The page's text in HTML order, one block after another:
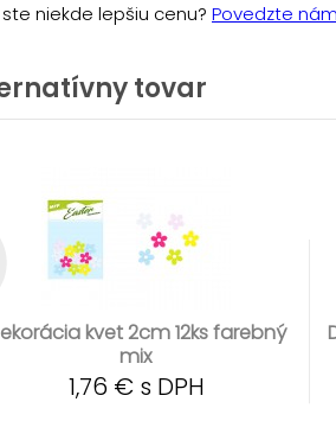
ste niekde lepšiu cenu? Povedzte
tovar
kvet 2cm 12ks farebný
mix
1,76 € s DPH